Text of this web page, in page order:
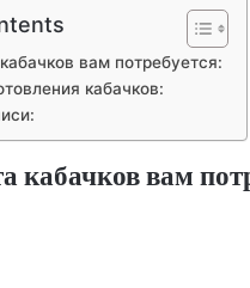
вам потребуется:
кабачков:
кабачков вам